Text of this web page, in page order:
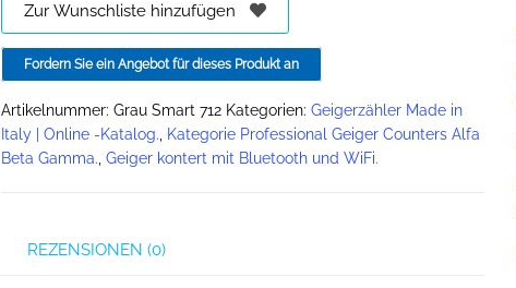
Zur Wunschliste hinzufügen
Fordern Sie ein Angebot für dieses Produkt an
Artikelnummer: Grau Smart 712 Kategorien: Geigerzähler Made in
Italy | Online -Katalog.
Kategorie Professional Geiger Counters Alfa
Beta Gamma. Geiger kontert mit Bluetooth und WiFi.
REZENSIONEN (0)